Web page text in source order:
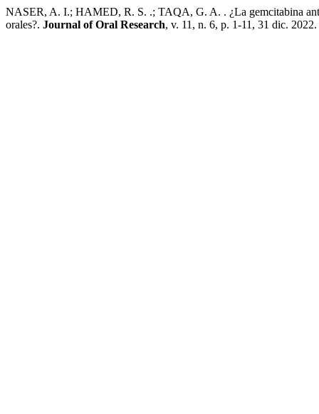
NASER, A. I.; HAMED, R. S. .; TAQA, G. A. . ¿La gemcitabina
orales?. Journal of Oral Research, v. 11, n. 6, p. 1-11, 31 dic. 2022.